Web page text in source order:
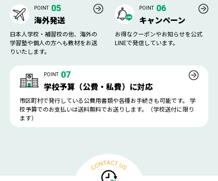
POINT 05
海外発送
日本人学校・補習校の他、海外の
学習塾や個人の方へも教材をお送
りいたします。
POINT 06
キャンペーン
お得なクーポンやお知らせを公式
LINEで発信しています。
POINT 07
学校予算（公費・私費）に対応
市区町村で発行している公費用書類や各種お手続きも可能です。 学
校予算でのお支払いは送料無料でお送りします。（学校送付に限り
ます）